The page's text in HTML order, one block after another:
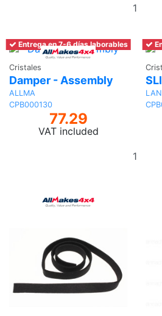
Entrega en 7-6 días laborables
Cristales
Damper - Assembly
ALLMA
CPB000130
77.29
VAT included